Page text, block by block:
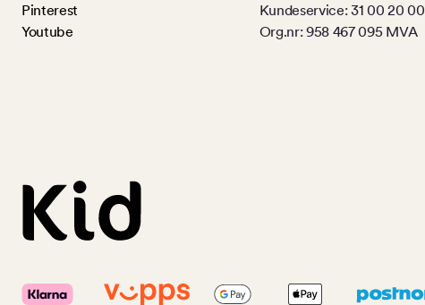
Pinterest
Youtube
Kundeservice: 31 00 20 00
Org.nr: 958 467 095 MVA